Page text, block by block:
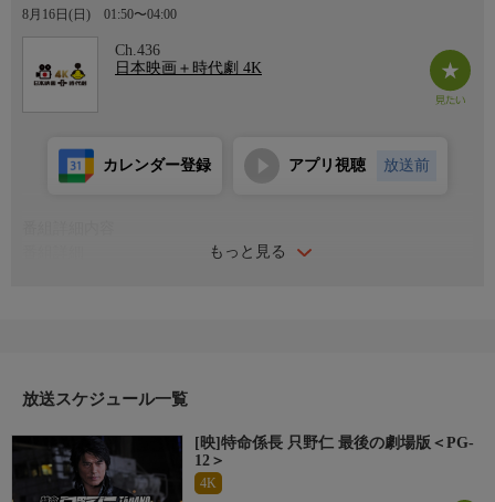
8月16日(日) 01:50〜04:00
Ch.436
日本映画＋時代劇 4K
もっと見る
カレンダー登録 アプリ視聴 放送前
シルビア(秋山莉奈)に脅迫状が届き、只野は護衛と身辺調査の特
番組詳細
早速調査を開始するが、かつてない強敵が立ちはだかる。
放送スケジュール一覧
[映]特命係長 只野仁 最後の劇場版＜PG-
12＞
4K